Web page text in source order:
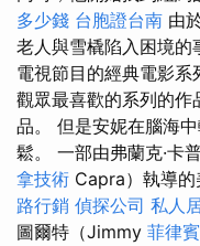
多少錢 台胞證台南 由
老人與雪橇陷入困境的
電視節目的經典電影系
觀眾最喜歡的系列的作
品。 但是安妮在腦海
鬆。 一部由弗蘭克·卡
拿技術 Capra）執導的
路行銷 偵探公司 私人
圖爾特（Jimmy 菲律